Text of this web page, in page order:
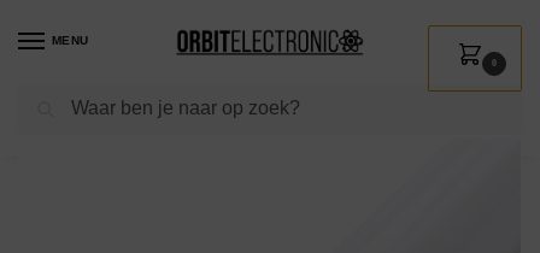
MENU
Zoeken
0
Shop / Verlichting / Werkplaatsverlichting